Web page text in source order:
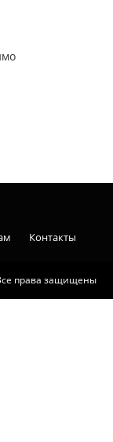
права защищены
Контакты